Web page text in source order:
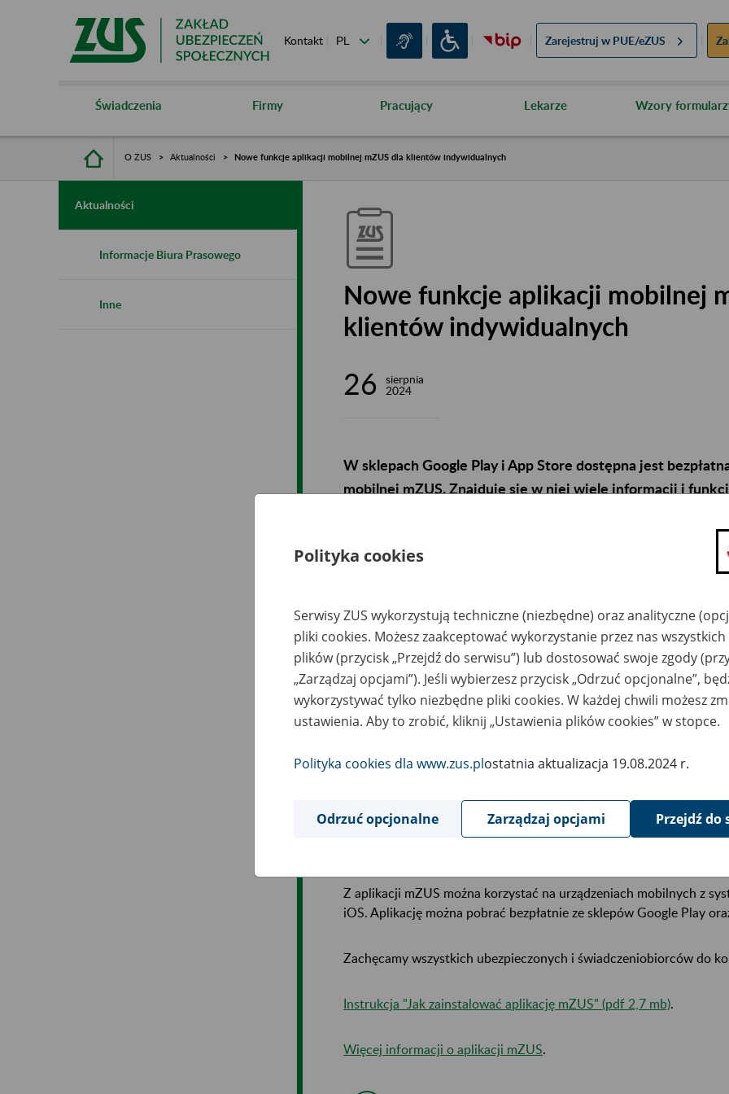
Kontakt Zarejestruj w PUE/eZUS
Świadczenia Firmy Pracujący Lekarze Wzory
O ZUS Aktualności Nowe funkcje aplikacji mobilnej mZUS dla klientów indywidualnych
Aktualności
Informacje Biura Prasowego
Inne
Nowe funkcje aplikacji mobilnej
klientów indywidualnych
26
sierpnia
2024
W sklepach Google Play i App Store dostępna jest
mobilnej mZUS. Znajduje się w niej wiele informacji i
Dotychczas dzięki aplikacji mZUS klienci ZUS mogli w prosty i
świadczenia dla rodzin. Teraz mogą również przejrzeć informacje o:
zgłoszeniach do ubezpieczeń społecznych i ubezpieczenia
ubezpieczeniom oraz danych płatników składek
członkach rodziny zgłoszonych do ubezpieczenia zdrowotnego,
pobieranych zasiłkach oraz emeryturach i rentach,
zaświadczeniach lekarskich (e-ZLA).
zarezerwować e-wizytę, czyli wideorozmowę z pracownikiem
zadzwonić na infolinię ZUS (Centrum Kontaktu Klientów ZUS)
Z aplikacji mZUS można korzystać na urządzeniach mobilnych z
iOS. Aplikację można pobrać bezpłatnie ze sklepów Google Play
Zachęcamy wszystkich ubezpieczonych i świadczeniobiorców do
Instrukcja "Jak zainstalować aplikację mZUS" (pdf 2,7 mb)
Więcej informacji o aplikacji mZUS
Polityka cookies
Serwisy ZUS wykorzystują techniczne (niezbędne) oraz analityczne
pliki cookies. Możesz zaakceptować wykorzystanie przez nas
plików (przycisk „Przejdź do serwisu”) lub dostosować swoje zgody
„Zarządzaj opcjami”). Jeśli wybierzesz przycisk „Odrzuć opcjonalne”,
wykorzystywać tylko niezbędne pliki cookies. W każdej chwili możesz
ustawienia. Aby to zrobić, kliknij „Ustawienia plików cookies” w stopce.
Polityka cookies dla www.zus.plostatnia aktualizacja 19.08.2024 r.
Odrzuć opcjonalne Zarządzaj opcjami Przejdź do